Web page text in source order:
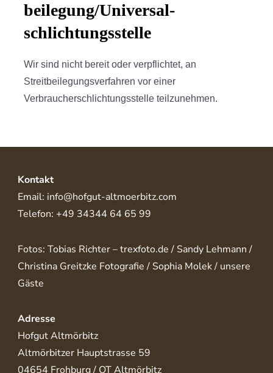
beilegung/Universal­
schlichtungs­stelle
Wir sind nicht bereit oder verpflichtet, an
Streitbeilegungsverfahren vor einer
Verbraucherschlichtungsstelle teilzunehmen.
Kontakt
Email: info@hofgut-altmoerbitz.com
Telefon: +49 34344 64 65 99
Fotos: Tobias Richter – trexfoto.de / Sandy Lehmann /
Christina Greitzke Fotografie / Sophia Molek / unsere
Gäste
Adresse
Hofgut Altmörbitz
Altmörbitzer Hauptstrasse 59
04654 Frohburg / OT Altmörbitz